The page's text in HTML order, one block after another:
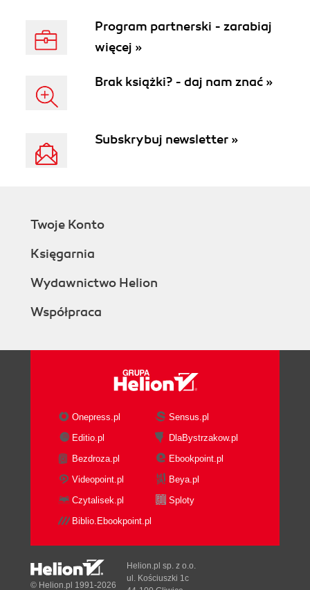
Program partnerski - zarabiaj
więcej »
Brak książki? - daj nam znać »
Subskrybuj newsletter »
Twoje Konto
Księgarnia
Wydawnictwo Helion
Współpraca
Onepress.pl
Sensus.pl
Editio.pl
DlaBystrzakow.pl
Bezdroza.pl
Ebookpoint.pl
Videopoint.pl
Beya.pl
Czytalisek.pl
Sploty
Biblio.Ebookpoint.pl
© Helion.pl 1991-2026
Helion.pl sp. z o.o.
ul. Kościuszki 1c